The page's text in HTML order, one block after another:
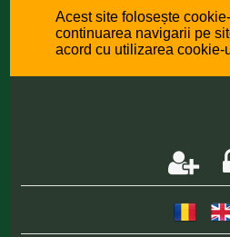
Acest site folosește
continuarea navigarii pe
acord cu utilizarea cookie-